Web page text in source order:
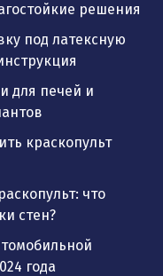
решения
под латексную
для печей и
краскопульт
что
стен?
года